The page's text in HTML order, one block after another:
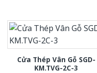
Cửa Thép Vân Gỗ SGD-
KM.TVG-2C-3